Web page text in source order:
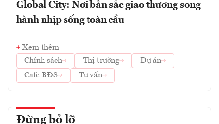
Global City: Nơi bản sắc giao thương song
hành nhịp sống toàn cầu
Xem thêm
Chính sách
Thị trường
Dự án
Cafe BĐS
Tư vấn
Đừng bỏ lỡ